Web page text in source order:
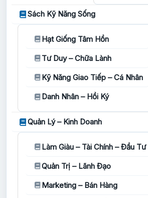
Sách Kỹ Năng Sống
Hạt Giống Tâm Hồn
Tư Duy – Chữa Lành
Kỹ Năng Giao Tiếp – Cá Nhân
Danh Nhân – Hồi Ký
Quản Lý – Kinh Doanh
Làm Giàu – Tài Chính – Đầu Tư
Quản Trị – Lãnh Đạo
Marketing – Bán Hàng